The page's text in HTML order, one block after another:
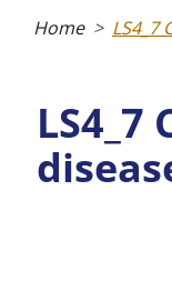
Home LS4_7